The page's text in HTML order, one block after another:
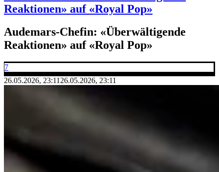
Reaktionen» auf «Royal Pop»
Audemars-Chefin: «Überwältigende
Reaktionen» auf «Royal Pop»
7
26.05.2026, 23:11 26.05.2026, 23:11